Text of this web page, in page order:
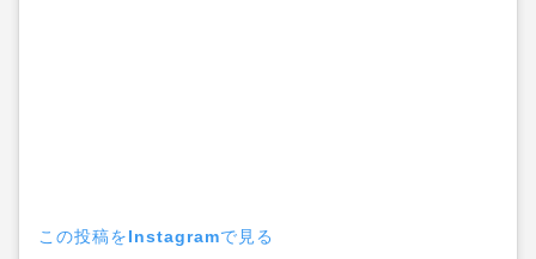
この投稿をInstagramで見る